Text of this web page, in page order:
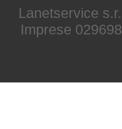
Lanetservice
Imprese